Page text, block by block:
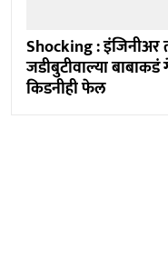
Shocking :
जडीबुटीवाल्या
किडनीही फेल